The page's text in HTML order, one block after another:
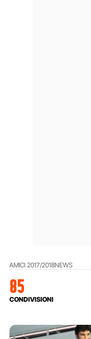
AMICI 2017/2018NEWS
85
CONDIVISIONI